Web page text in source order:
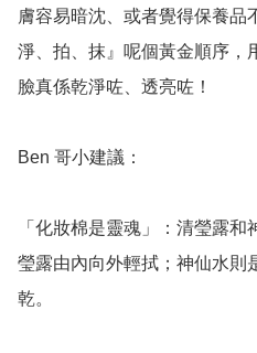
膚容易暗沈、或者覺得保養品
淨、拍、抹』呢個黃金順序，
臉真係乾淨咗、透亮咗！
Ben 哥小建議：
「化妝棉是靈魂」：清瑩露
瑩露由內向外輕拭；神仙水則
乾。